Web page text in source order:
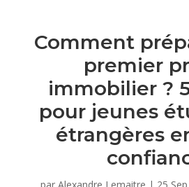
Comment
premier
immobilier ?
pour jeunes
étrangères